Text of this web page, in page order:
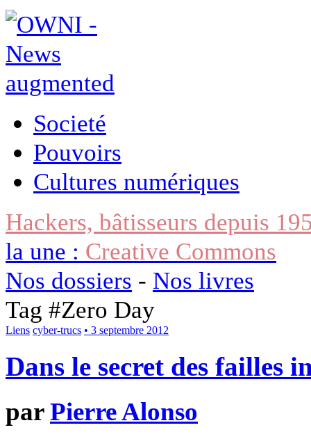
Societé
Pouvoirs
Cultures numériques
Hackers, bâtisseurs depuis
la une : Creative Commons
Nos dossiers - Nos livres
Tag #Zero Day
Liens cyber-trucs • 3 septembre 2012
Dans le secret des failles
parPierre Alonso